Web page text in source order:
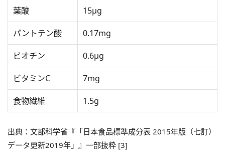
葉酸 15μg
パントテン酸 0.17mg
ビオチン 0.6μg
ビタミンC 7mg
食物繊維 1.5g
出典：文部科学省『「日本食品標準成分表 2015年版（七訂）
データ更新2019年」』一部抜粋 [3]